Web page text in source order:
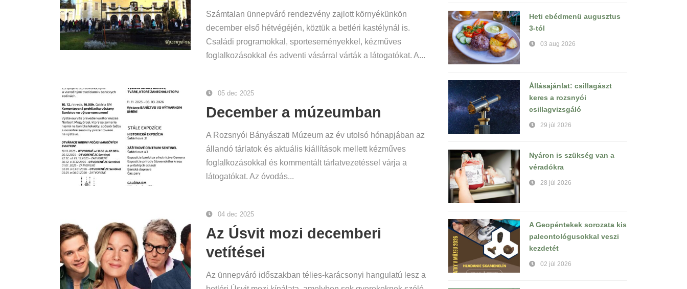
Számtalan ünnepváró rendezvény zajlott környékünkön
december első hétvégéjén, köztük a betléri kastélynál is.
Családi programokkal, sporteseményekkel, kézműves
foglalkozásokkal és adventi vásárral várták a látogatókat. A...
05 dec 2025
December a múzeumban
A Rozsnyói Bányászati Múzeum az év utolsó hónapjában az
állandó tárlatok és aktuális kiállítások mellett kézműves
foglalkozásokkal és kommentált tárlatvezetéssel várja a
látogatókat. Az óvodás...
04 dec 2025
Az Úsvit mozi decemberi
vetítései
Az ünnepváró időszakban télies-karácsonyi hangulatú lesz a
Heti ebédmenü augusztus
3-tól
03 aug 2026
Állásajánlat: csillagászt
keres a rozsnyói
csillagvizsgáló
29 júl 2026
Nyáron is szükség van a
véradókra
28 júl 2026
A Geopéntekek sorozata kis
paleontológusokkal veszi
kezdetét
02 júl 2026